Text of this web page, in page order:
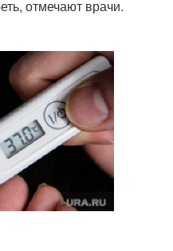
отмечают врачи.